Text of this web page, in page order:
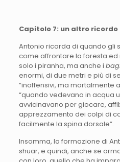
Capitolo 7: un altro ricordo
Antonio ricorda di quando gli
come affrontare la foresta ed
solo i piranha, ma anche i
enormi, di due metri e più di
“inoffensivi, ma mortalmente
“quando vedevano in acqua
avvicinavano per giocare,
apprezzamento dei colpi di
facilmente la spina dorsale”.
Insomma, la formazione di
shuar, e quindi, anche se